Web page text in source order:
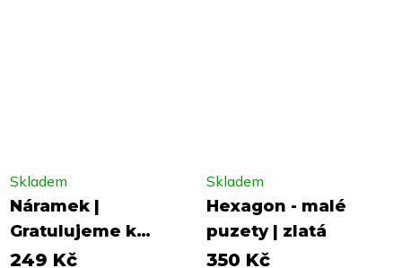
Náramek |
Gratulujeme k
miminku
Skladem
249 Kč
Hexagon - malé
puzety | zlatá
Skladem
350 Kč